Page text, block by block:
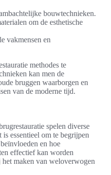
bouwtechnieken.
om de esthetische
vakmensen en
methodes te
kan men de
bruggen waarborgen en
van de moderne tijd.
spelen diverse
essentieel om te begrijpen
en hoe
effectief kan worden
maken van weloverwogen